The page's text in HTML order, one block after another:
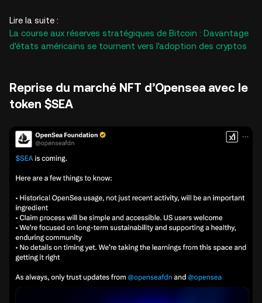
Lire la suite :
La course aux réserves stratégiques de Bitcoin : Davantage
d'états américains se tournent vers l'adoption des cryptos
Reprise du marché NFT d’Opensea avec le
token $SEA